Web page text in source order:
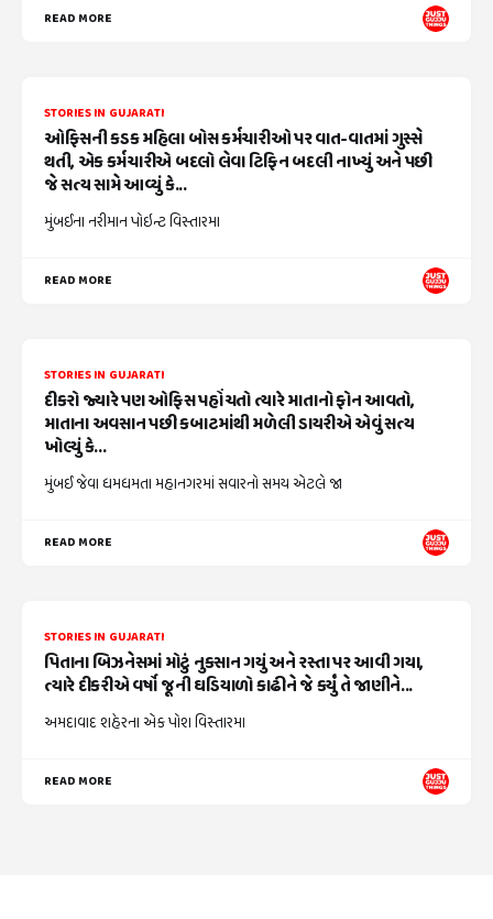
READ MORE
STORIES IN GUJARATI
ઓફિસની કડક મહિલા બોસ કર્મચારીઓ પર વાત-વાતમાં ગુસ્સે
થતી, એક કર્મચારીએ બદલો લેવા ટિફિન બદલી નાખ્યું અને પછી
જે સત્ય સામે આવ્યું કે...
મુંબઈના નરીમાન પોઇન્ટ વિસ્તારમા
READ MORE
STORIES IN GUJARATI
દીકરો જ્યારે પણ ઓફિસ પહોંચતો ત્યારે માતાનો ફોન આવતો,
માતાના અવસાન પછી કબાટમાંથી મળેલી ડાયરીએ એવું સત્ય
ખોલ્યું કે...
મુંબઈ જેવા ધમધમતા મહાનગરમાં સવારનો સમય એટલે જા
READ MORE
STORIES IN GUJARATI
પિતાના બિઝનેસમાં મોટું નુકસાન ગયું અને રસ્તા પર આવી ગયા,
ત્યારે દીકરીએ વર્ષો જૂની ઘડિયાળો કાઢીને જે કર્યું તે જાણીને...
અમદાવાદ શહેરના એક પોશ વિસ્તારમા
READ MORE